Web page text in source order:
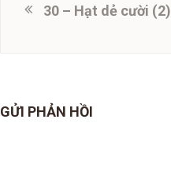
30 – Hạt dẻ cười (2)
GỬI PHẢN HỒI